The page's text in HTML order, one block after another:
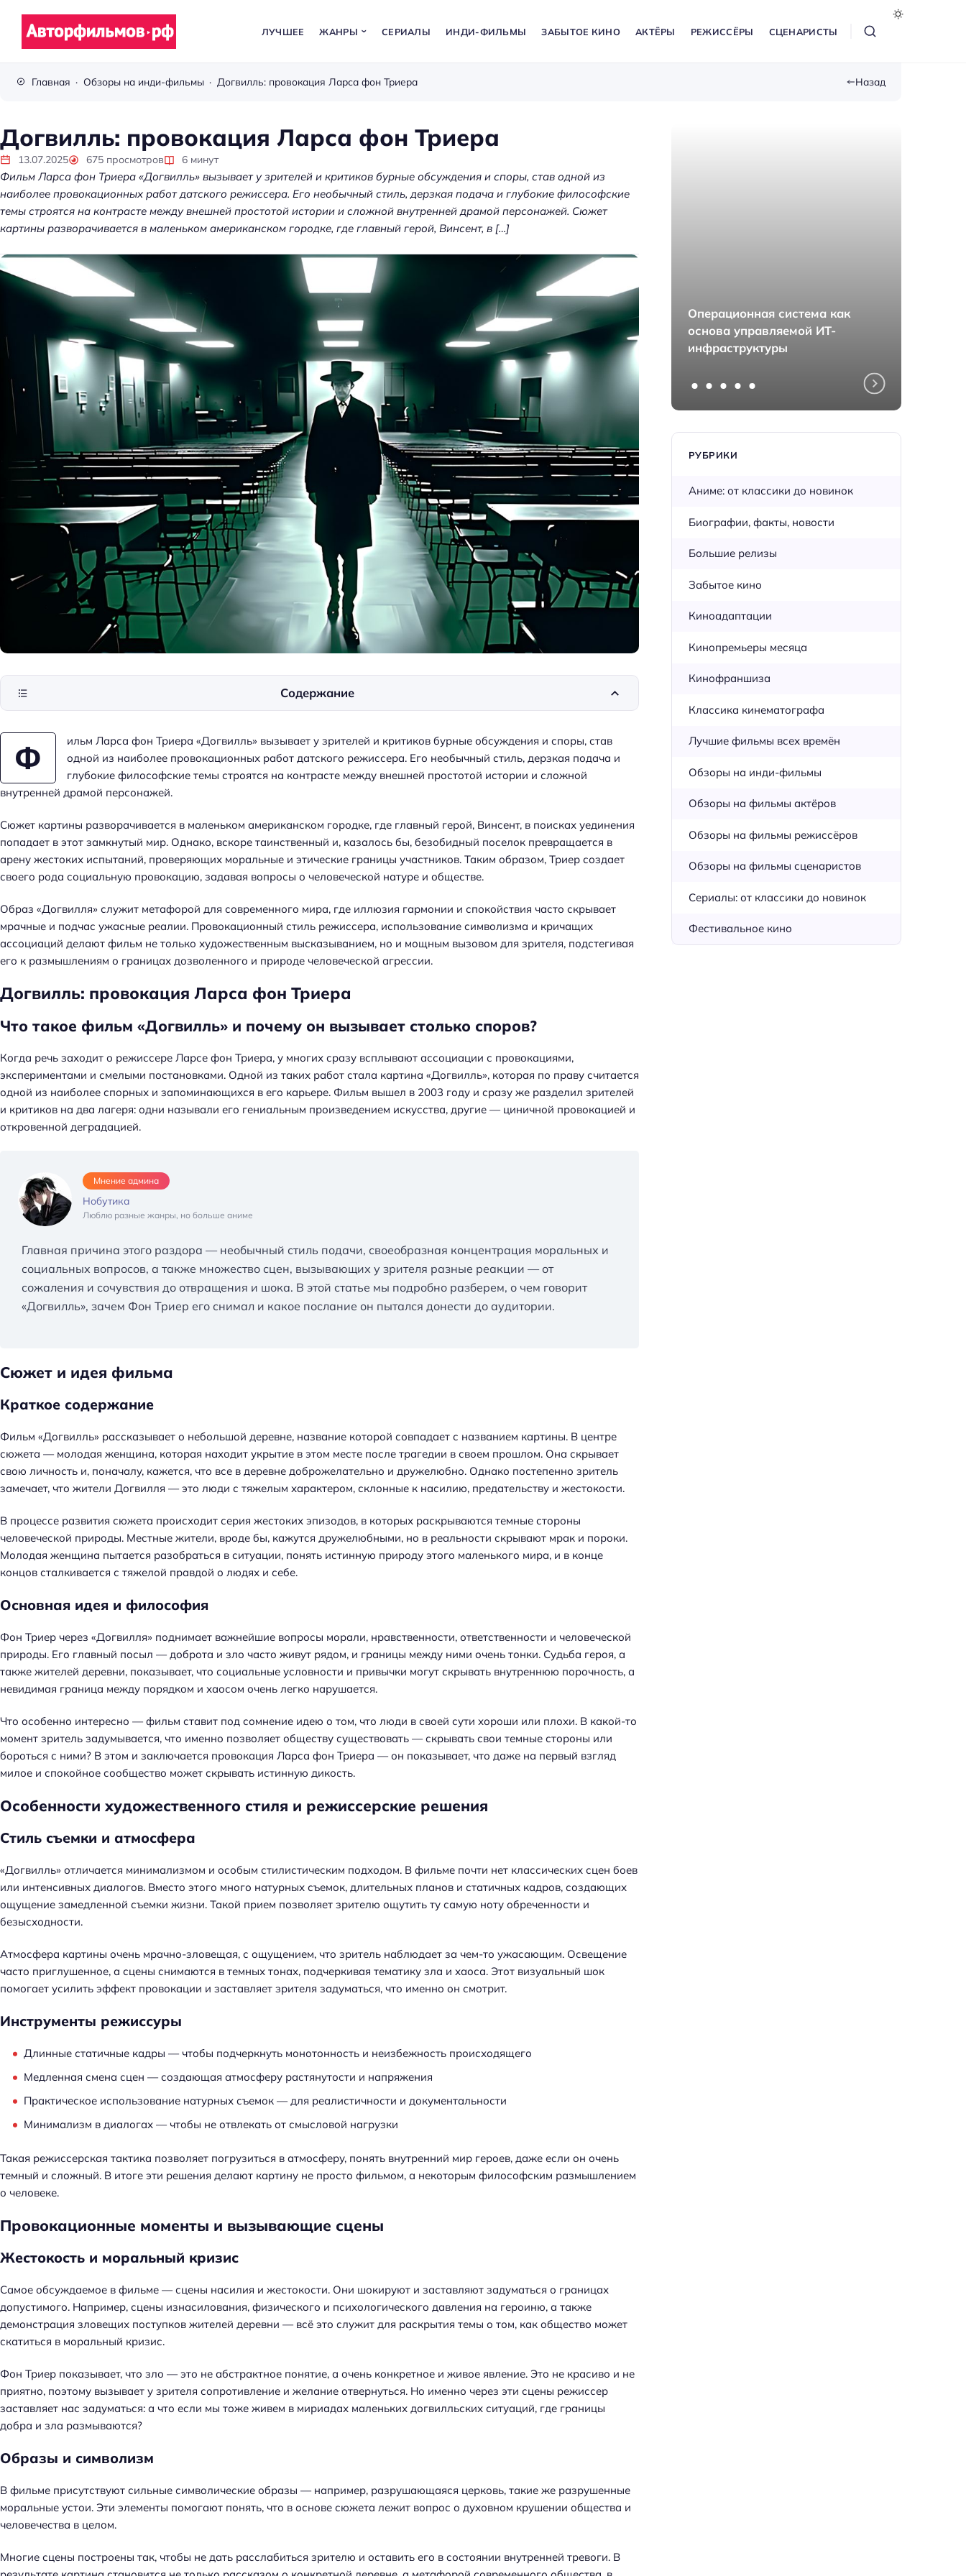
о
к
и
н
о
ЛУЧШЕЕ ЖАНРЫ СЕРИАЛЫ ИНДИ-ФИЛЬМЫ ЗАБЫТОЕ КИНО АКТЁРЫ РЕЖИССЁРЫ СЦЕНАРИСТЫ
Главная Обзоры на инди-фильмы Догвилль: провокация Ларса фон Триера Назад
Догвилль: провокация Ларса фон Триера
13.07.2025 675 просмотров 6 минут
Фильм Ларса фон Триера «Догвилль» вызывает у зрителей и критиков бурные обсуждения и споры, став одной из
наиболее провокационных работ датского режиссера. Его необычный стиль, дерзкая подача и глубокие философские
темы строятся на контрасте между внешней простотой истории и сложной внутренней драмой персонажей. Сюжет
картины разворачивается в маленьком американском городке, где главный герой, Винсент, в […]
Ф
ильм Ларса фон Триера «Догвилль» вызывает у зрителей и критиков бурные обсуждения и споры, став
одной из наиболее провокационных работ датского режиссера. Его необычный стиль, дерзкая подача и
глубокие философские темы строятся на контрасте между внешней простотой истории и сложной
внутренней драмой персонажей.
Сюжет картины разворачивается в маленьком американском городке, где главный герой, Винсент, в поисках уединения
попадает в этот замкнутый мир. Однако, вскоре таинственный и, казалось бы, безобидный поселок превращается в
арену жестоких испытаний, проверяющих моральные и этические границы участников. Таким образом, Триер создает
своего рода социальную провокацию, задавая вопросы о человеческой натуре и обществе.
Образ «Догвилля» служит метафорой для современного мира, где иллюзия гармонии и спокойствия часто скрывает
мрачные и подчас ужасные реалии. Провокационный стиль режиссера, использование символизма и кричащих
ассоциаций делают фильм не только художественным высказыванием, но и мощным вызовом для зрителя, подстегивая
его к размышлениям о границах дозволенного и природе человеческой агрессии.
Догвилль: провокация Ларса фон Триера
Что такое фильм «Догвилль» и почему он вызывает столько споров?
Когда речь заходит о режиссере Ларсе фон Триера, у многих сразу всплывают ассоциации с провокациями,
экспериментами и смелыми постановками. Одной из таких работ стала картина «Догвилль», которая по праву считается
одной из наиболее спорных и запоминающихся в его карьере. Фильм вышел в 2003 году и сразу же разделил зрителей
и критиков на два лагеря: одни называли его гениальным произведением искусства, другие — циничной провокацией и
откровенной деградацией.
Мнение админа
Нобутика
Люблю разные жанры, но больше аниме
Главная причина этого раздора — необычный стиль подачи, своеобразная концентрация моральных и
социальных вопросов, а также множество сцен, вызывающих у зрителя разные реакции — от
сожаления и сочувствия до отвращения и шока. В этой статье мы подробно разберем, о чем говорит
«Догвилль», зачем Фон Триер его снимал и какое послание он пытался донести до аудитории.
Сюжет и идея фильма
Краткое содержание
Фильм «Догвилль» рассказывает о небольшой деревне, название которой совпадает с названием картины. В центре
сюжета — молодая женщина, которая находит укрытие в этом месте после трагедии в своем прошлом. Она скрывает
свою личность и, поначалу, кажется, что все в деревне доброжелательно и дружелюбно. Однако постепенно зритель
замечает, что жители Догвилля — это люди с тяжелым характером, склонные к насилию, предательству и жестокости.
В процессе развития сюжета происходит серия жестоких эпизодов, в которых раскрываются темные стороны
человеческой природы. Местные жители, вроде бы, кажутся дружелюбными, но в реальности скрывают мрак и пороки.
Молодая женщина пытается разобраться в ситуации, понять истинную природу этого маленького мира, и в конце
концов сталкивается с тяжелой правдой о людях и себе.
Основная идея и философия
Фон Триер через «Догвилля» поднимает важнейшие вопросы морали, нравственности, ответственности и человеческой
природы. Его главный посыл — доброта и зло часто живут рядом, и границы между ними очень тонки. Судьба героя, а
также жителей деревни, показывает, что социальные условности и привычки могут скрывать внутреннюю порочность, а
невидимая граница между порядком и хаосом очень легко нарушается.
Что особенно интересно — фильм ставит под сомнение идею о том, что люди в своей сути хороши или плохи. В какой-то
момент зритель задумывается, что именно позволяет обществу существовать — скрывать свои темные стороны или
бороться с ними? В этом и заключается провокация Ларса фон Триера — он показывает, что даже на первый взгляд
милое и спокойное сообщество может скрывать истинную дикость.
Особенности художественного стиля и режиссерские решения
Стиль съемки и атмосфера
«Догвилль» отличается минимализмом и особым стилистическим подходом. В фильме почти нет классических сцен боев
или интенсивных диалогов. Вместо этого много натурных съемок, длительных планов и статичных кадров, создающих
ощущение замедленной съемки жизни. Такой прием позволяет зрителю ощутить ту самую ноту обреченности и
безысходности.
Атмосфера картины очень мрачно-зловещая, с ощущением, что зритель наблюдает за чем-то ужасающим. Освещение
часто приглушенное, а сцены снимаются в темных тонах, подчеркивая тематику зла и хаоса. Этот визуальный шок
помогает усилить эффект провокации и заставляет зрителя задуматься, что именно он смотрит.
Инструменты режиссуры
Длинные статичные кадры — чтобы подчеркнуть монотонность и неизбежность происходящего
Медленная смена сцен — создающая атмосферу растянутости и напряжения
Практическое использование натурных съемок — для реалистичности и документальности
Минимализм в диалогах — чтобы не отвлекать от смысловой нагрузки
Такая режиссерская тактика позволяет погрузиться в атмосферу, понять внутренний мир героев, даже если он очень
темный и сложный. В итоге эти решения делают картину не просто фильмом, а некоторым философским размышлением
о человеке.
Провокационные моменты и вызывающие сцены
Жестокость и моральный кризис
Самое обсуждаемое в фильме — сцены насилия и жестокости. Они шокируют и заставляют задуматься о границах
допустимого. Например, сцены изнасилования, физического и психологического давления на героиню, а также
демонстрация зловещих поступков жителей деревни — всё это служит для раскрытия темы о том, как общество может
скатиться в моральный кризис.
Фон Триер показывает, что зло — это не абстрактное понятие, а очень конкретное и живое явление. Это не красиво и не
приятно, поэтому вызывает у зрителя сопротивление и желание отвернуться. Но именно через эти сцены режиссер
заставляет нас задуматься: а что если мы тоже живем в мириадах маленьких догвилльских ситуаций, где границы
добра и зла размываются?
Образы и символизм
В фильме присутствуют сильные символические образы — например, разрушающаяся церковь, такие же разрушенные
моральные устои. Эти элементы помогают понять, что в основе сюжета лежит вопрос о духовном крушении общества и
человечества в целом.
Многие сцены построены так, чтобы не дать расслабиться зрителю и оставить его в состоянии внутренней тревоги. В
Содержание
Kubernetes без хаоса: как
платформа управления
кластерами помогает
цифровым сервисам работать
стабильнее
Аренда оборудования для
мероприятий — звук, экраны,
тач-панели: как выбрать и не
ошибиться
Операционная система как
основа управляемой ИТ-
инфраструктуры
РУБРИКИ
Аниме: от классики до новинок
Биографии, факты, новости
Большие релизы
Забытое кино
Киноадаптации
Кинопремьеры месяца
Кинофраншиза
Классика кинематографа
Лучшие фильмы всех времён
Обзоры на инди-фильмы
Обзоры на фильмы актёров
Обзоры на фильмы режиссёров
Обзоры на фильмы сценаристов
Сериалы: от классики до новинок
Фестивальное кино
Н